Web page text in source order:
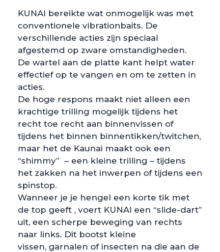
KUNAI bereikte wat onmogelijk was met
conventionele vibrationbaits. De
verschillende acties zijn speciaal
afgestemd op zware omstandigheden.
De wartel aan de platte kant helpt water
effectief op te vangen en om te zetten in
acties.
De hoge respons maakt niet alleen een
krachtige trilling mogelijk tijdens het
recht toe recht aan binnenvissen of
tijdens het binnen binnentikken/twitchen,
maar het de Kaunai maakt ook een
“shimmy” – een kleine trilling – tijdens
het zakken na het inwerpen of tijdens een
spinstop.
Wanneer je je hengel een korte tik met
de top geeft , voert KUNAI een “slide-dart”
uit, een scherpe beweging van rechts
naar links. Dit bootst kleine
vissen, garnalen of insecten na die aan de